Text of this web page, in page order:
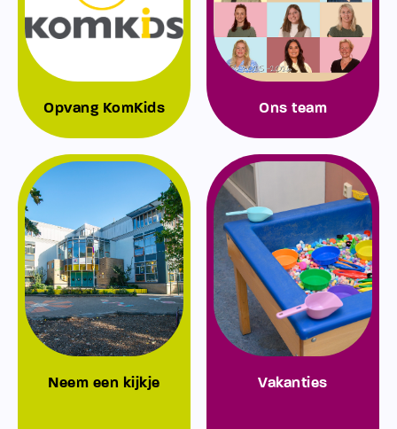
Opvang KomKids Ons team
Neem een kijkje Vakanties